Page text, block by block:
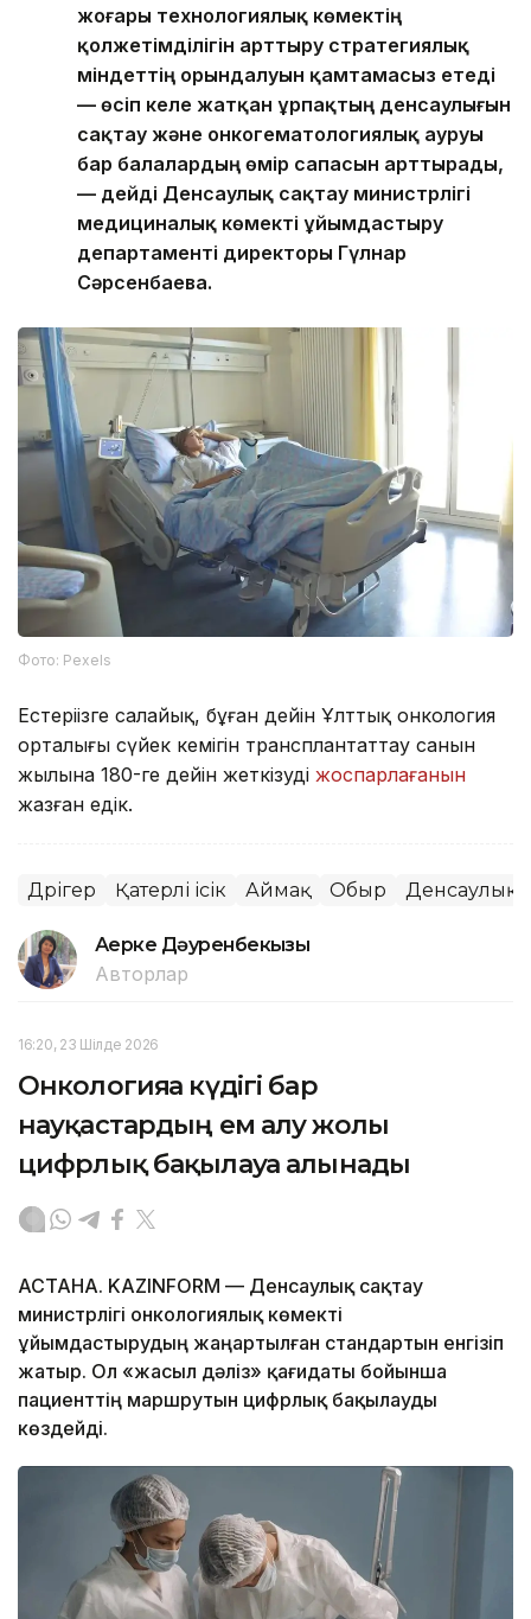
жоғары технологиялық көмектің
қолжетімділігін арттыру стратегиялық
міндеттің орындалуын қамтамасыз етеді
— өсіп келе жатқан ұрпақтың денсаулығын
сақтау және онкогематологиялық ауруы
бар балалардың өмір сапасын арттырады,
— дейді Денсаулық сақтау министрлігі
медициналық көмекті ұйымдастыру
департаменті директоры Гүлнар
Сәрсенбаева.
Фото: Pexels
Естеріңізге салайық, бұған дейін Ұлттық онкология
орталығы сүйек кемігін трансплантаттау санын
жылына 180-ге дейін жеткізуді жоспарлағанын
жазған едік.
Дәрігер Қатерлі ісік Аймақ Обыр Денсаулық
Ақерке Дәуренбекқызы
Авторлар
16:20, 23 Шілде 2026
Онкологияға күдігі бар
науқастардың ем алу жолы
цифрлық бақылауға алынады
АСТАНА. KAZINFORM — Денсаулық сақтау
министрлігі онкологиялық көмекті
ұйымдастырудың жаңартылған стандартын енгізіп
жатыр. Ол «жасыл дәліз» қағидаты бойынша
пациенттің маршрутын цифрлық бақылауды
көздейді.